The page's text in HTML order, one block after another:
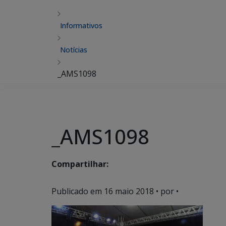
Informativos
Notícias
_AMS1098
_AMS1098
Compartilhar:
Publicado em 16 maio 2018 • por •